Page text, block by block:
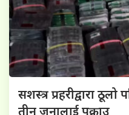
सशस्त्र प्रहरीद्वारा
तीन जनालाई पक्राउ